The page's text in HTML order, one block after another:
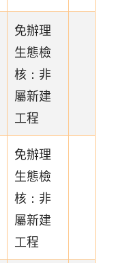
免辦理
生態檢
核：非
屬新建
工程
免辦理
生態檢
核：非
屬新建
工程